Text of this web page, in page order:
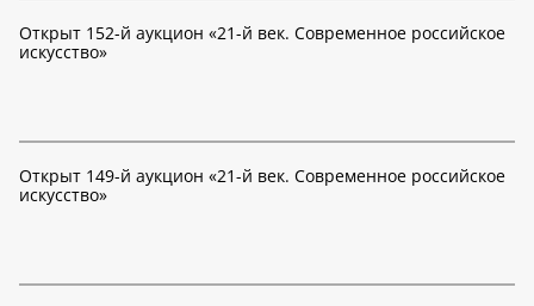
Открыт 152-й аукцион «21-й век. Современное российское
искусство»
Открыт 149-й аукцион «21-й век. Современное российское
искусство»